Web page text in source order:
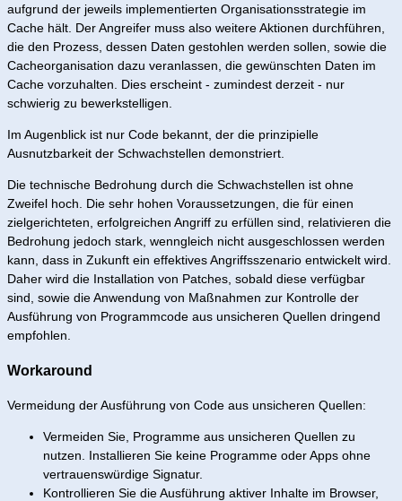
aufgrund der jeweils implementierten Organisationsstrategie im
Cache hält. Der Angreifer muss also weitere Aktionen durchführen,
die den Prozess, dessen Daten gestohlen werden sollen, sowie die
Cacheorganisation dazu veranlassen, die gewünschten Daten im
Cache vorzuhalten. Dies erscheint - zumindest derzeit - nur
schwierig zu bewerkstelligen.
Im Augenblick ist nur Code bekannt, der die prinzipielle
Ausnutzbarkeit der Schwachstellen demonstriert.
Die technische Bedrohung durch die Schwachstellen ist ohne
Zweifel hoch. Die sehr hohen Voraussetzungen, die für einen
zielgerichteten, erfolgreichen Angriff zu erfüllen sind, relativieren die
Bedrohung jedoch stark, wenngleich nicht ausgeschlossen werden
kann, dass in Zukunft ein effektives Angriffsszenario entwickelt wird.
Daher wird die Installation von Patches, sobald diese verfügbar
sind, sowie die Anwendung von Maßnahmen zur Kontrolle der
Ausführung von Programmcode aus unsicheren Quellen dringend
empfohlen.
Workaround
Vermeidung der Ausführung von Code aus unsicheren Quellen:
Vermeiden Sie, Programme aus unsicheren Quellen zu
nutzen. Installieren Sie keine Programme oder Apps ohne
vertrauenswürdige Signatur.
Kontrollieren Sie die Ausführung aktiver Inhalte im Browser,